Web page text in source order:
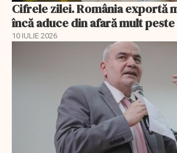
Cifrele zilei. România exportă
încă aduce din afară mult
10 IULIE 2026